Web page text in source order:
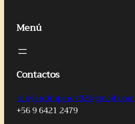
Menú
Contactos
ralejandroperez02@gmail.com
+56 9 6421 2479